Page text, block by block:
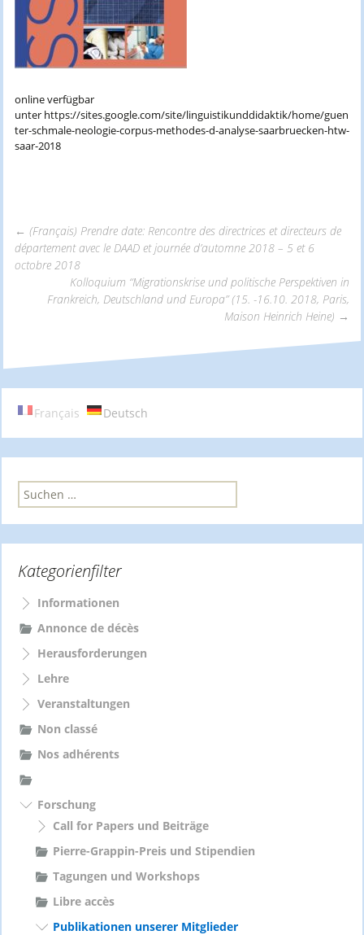
online verfügbar
unter https://sites.google.com/site/linguistikunddidaktik/home/guen
ter-schmale-neologie-corpus-methodes-d-analyse-saarbruecken-htw-
saar-2018
Beitrags-
← (Français) Prendre date: Rencontre des directrices et directeurs de
département avec le DAAD et journée d’automne 2018 – 5 et 6
octobre 2018
Kolloquium “Migrationskrise und politische Perspektiven in
Frankreich, Deutschland und Europa” (15. -16.10. 2018, Paris,
Maison Heinrich Heine) →
Français Deutsch
S
u
n
a
h
Kategorienfilter
Informationen
Annonce de décès
Herausforderungen
Lehre
Veranstaltungen
Non classé
Nos adhérents
Forschung
Call for Papers und Beiträge
Pierre-Grappin-Preis und Stipendien
Tagungen und Workshops
Libre accès
Publikationen unserer Mitglieder